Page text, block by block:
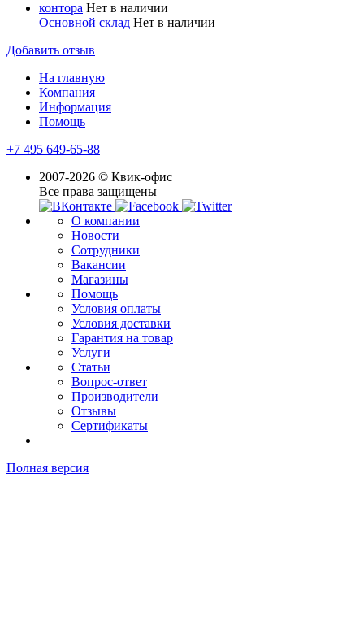
контора Нет в наличии
Основной склад Нет в наличии
Добавить отзыв
На главную
Компания
Информация
Помощь
+7 495 649-65-88
2007-2026 © Квик-офис
Все права защищены
О компании
Новости
Сотрудники
Вакансии
Магазины
Помощь
Условия оплаты
Условия доставки
Гарантия на товар
Услуги
Статьи
Вопрос-ответ
Производители
Отзывы
Сертификаты
Полная версия